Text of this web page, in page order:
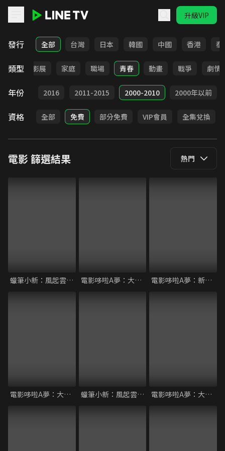
升級VIP
LINE TV - 電影
發行 全部 台灣 日本 韓國 中國 香港 泰
類型
奇幻 影展 家庭 職場 青春 動畫 戰爭 劇情
年份
2017 2016 2011-2015 2000-2010 2000年以前
資格 全部 免費 部分免費 VIP會員 全集兌換
電影篩選結果 熱門
蠟筆小新：風起雲湧！猛烈！大人帝國的反擊 電影哆啦A夢：大雄的新魔界大冒險～7人魔法使 電影哆啦A夢：新大雄的宇宙開拓史
電影哆啦A夢：大雄與翼之勇者 蠟筆小新：風起雲湧！光榮燒肉之路 電影哆啦A夢：大雄與綠之巨人傳